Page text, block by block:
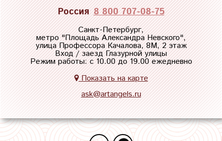
Россия 8 800 707-08-75
Санкт-Петербург,
метро "Площадь Александра Невского",
улица Профессора Качалова, 8М, 2 этаж
Вход / заезд Глазурной улицы
Режим работы: с 10.00 до 19.00 ежедневно
Показать на карте
ask@artangels.ru